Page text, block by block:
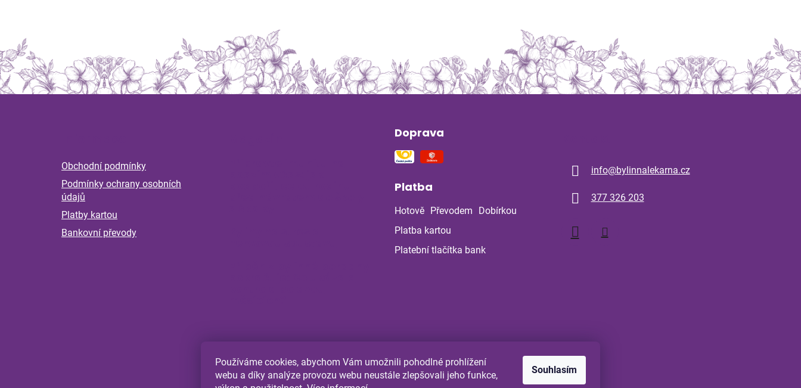
Používáme cookies, abychom Vám umožnili pohodlné prohlížení
webu a díky analýze provozu webu neustále zlepšovali jeho funkce,
Souhlasím
Obchodní podmínky
Podmínky ochrany osobních
údajů
Platby kartou
Bankovní převody
Doprava
Platba
Hotově Převodem
Dobírkou
Platba kartou
Platební tlačítka bank
info@bylinnalekarna.cz
377 326 203
Shoptet.cz Comgate.cz